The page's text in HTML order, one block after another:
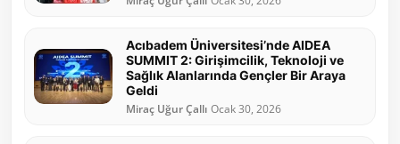
Acıbadem Üniversitesi’nde AIDEA
SUMMIT 2: Girişimcilik, Teknoloji ve
Sağlık Alanlarında Gençler Bir Araya
Geldi
Miraç Uğur Çallı Ocak 30, 2026